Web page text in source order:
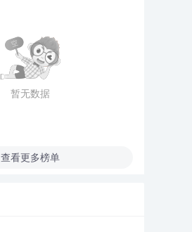
暂无数据
查看更多榜单